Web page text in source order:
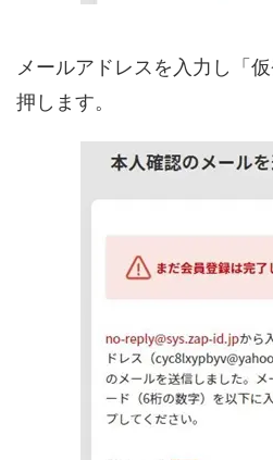
メールアドレスを入力し「
押します。